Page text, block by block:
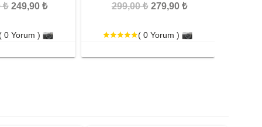
₺ 249,90 ₺
0 Yorum )
299,00 ₺ 279,90 ₺
( 0 Yorum )